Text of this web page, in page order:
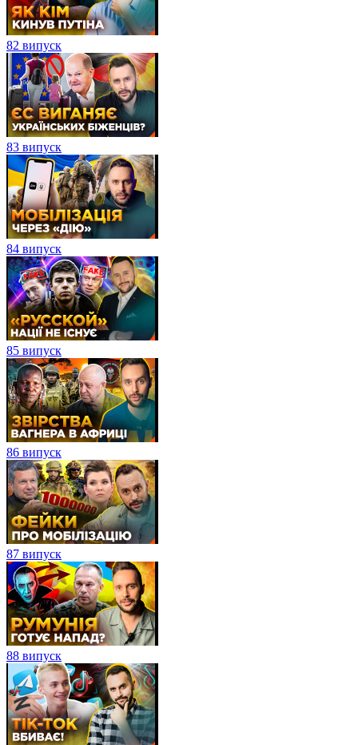
82 випуск
83 випуск
84 випуск
85 випуск
86 випуск
87 випуск
88 випуск